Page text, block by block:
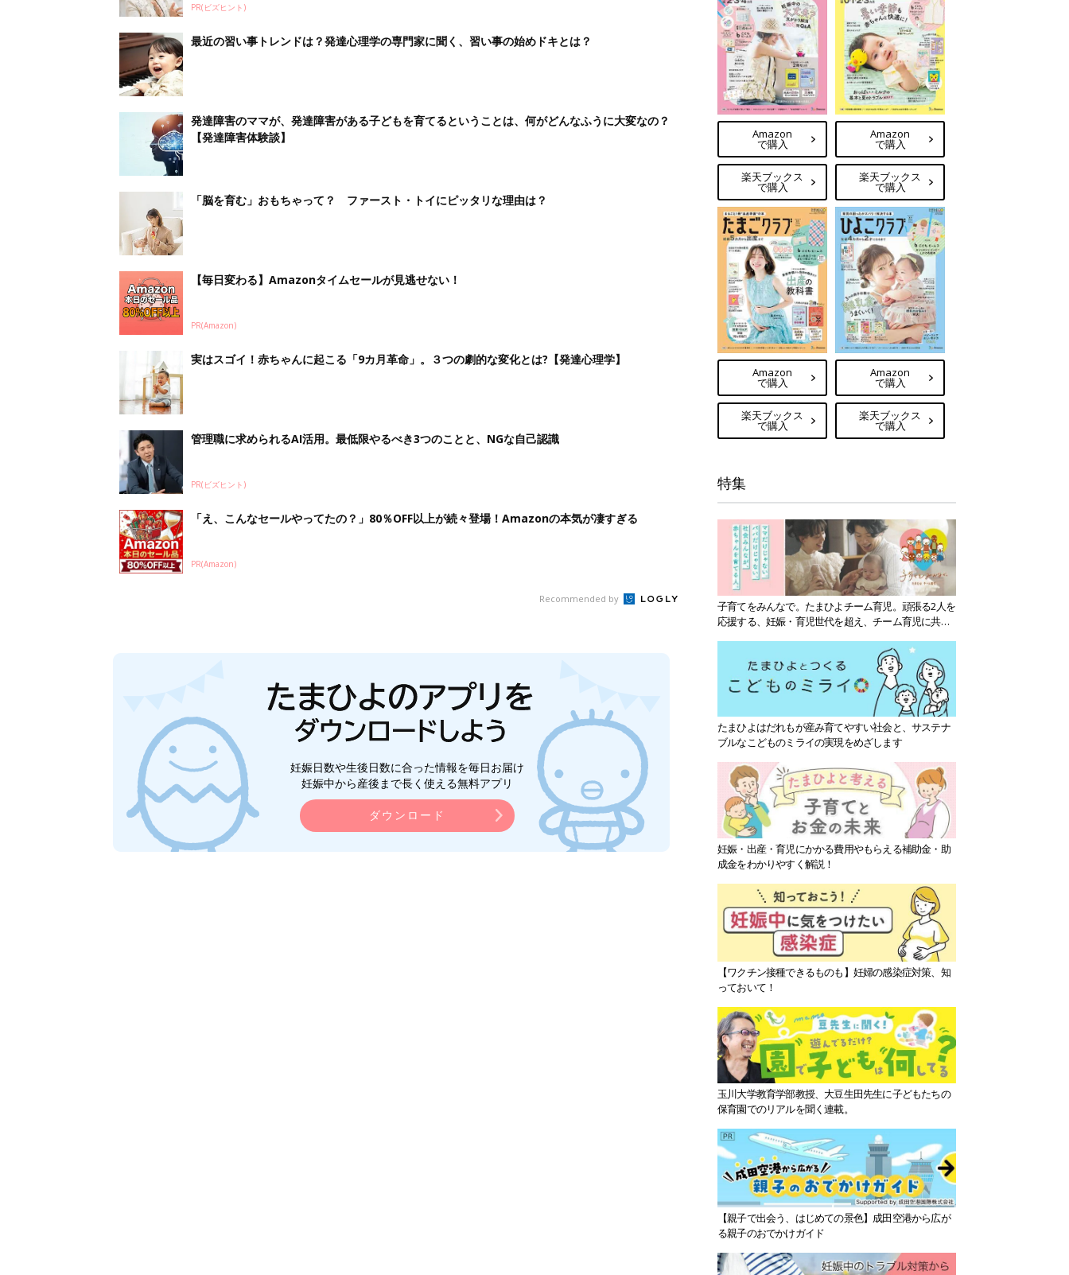
PR(ビズヒント)
最近の習い事トレンドは？発達心理学の専門家に聞く、習い事の始めドキとは？
発達障害のママが、発達障害がある子どもを育てるということは、何がどんなふうに大変なの？
【発達障害体験談】
「脳を育む」おもちゃって？ ファースト・トイにピッタリな理由は？
【毎日変わる】Amazonタイムセールが見逃せない！
PR(Amazon)
実はスゴイ！赤ちゃんに起こる「9カ月革命」。３つの劇的な変化とは?【発達心理学】
管理職に求められるAI活用。最低限やるべき3つのことと、NGな自己認識
PR(ビズヒント)
「え、こんなセールやってたの？」80％OFF以上が続々登場！Amazonの本気が凄すぎる
PR(Amazon)
Recommended by
妊娠日数や生後日数に合った情報を毎日お届け
妊娠中から産後まで長く使える無料アプリ
ダウンロード
Amazon
で購入
楽天ブックス
で購入
Amazon
で購入
楽天ブックス
で購入
Amazon
で購入
楽天ブックス
で購入
Amazon
で購入
楽天ブックス
で購入
特集
子育てをみんなで。たまひよチーム育児。頑張る2人を
応援する、妊娠・育児世代を超え、チーム育児に共感
たまひよはだれもが産み育てやすい社会と、サステナ
ブルなこどものミライの実現をめざします
妊娠・出産・育児にかかる費用やもらえる補助金・助
成金をわかりやすく解説！
【ワクチン接種できるものも】妊婦の感染症対策、知
っておいて！
玉川大学教育学部教授、大豆生田先生に子どもたちの
保育園でのリアルを聞く連載。
【親子で出会う、はじめての景色】成田空港から広が
る親子のおでかけガイド